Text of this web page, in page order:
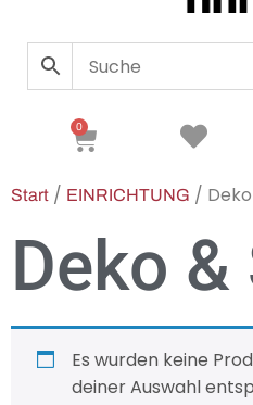
0
Start / EINRICHTUNG /
Deko
Es wurden keine
deiner Auswahl